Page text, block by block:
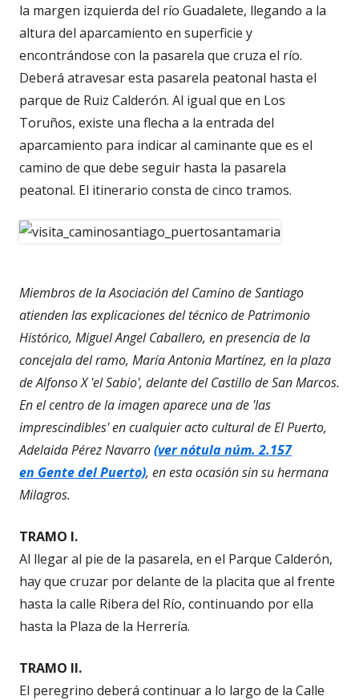
la margen izquierda del río Guadalete, llegando a la
altura del aparcamiento en superficie y
encontrándose con la pasarela que cruza el río.
Deberá atravesar esta pasarela peatonal hasta el
parque de Ruiz Calderón. Al igual que en Los
Toruños, existe una flecha a la entrada del
aparcamiento para indicar al caminante que es el
camino de que debe seguir hasta la pasarela
peatonal. El itinerario consta de cinco tramos.
Miembros de la Asociación del Camino de Santiago
atienden las explicaciones del técnico de Patrimonio
Histórico, Miguel Angel Caballero, en presencia de la
concejala del ramo, María Antonia Martínez, en la plaza
de Alfonso X 'el Sabio', delante del Castillo de San Marcos.
En el centro de la imagen aparece una de 'las
imprescindibles' en cualquier acto cultural de El Puerto,
Adelaida Pérez Navarro(ver nótula núm. 2.157
en Gente del Puerto), en esta ocasión sin su hermana
Milagros.
TRAMO I.
Al llegar al pie de la pasarela, en el Parque Calderón,
hay que cruzar por delante de la placita que al frente
hasta la calle Ribera del Río, continuando por ella
hasta la Plaza de la Herrería.
TRAMO II.
El peregrino deberá continuar a lo largo de la Calle